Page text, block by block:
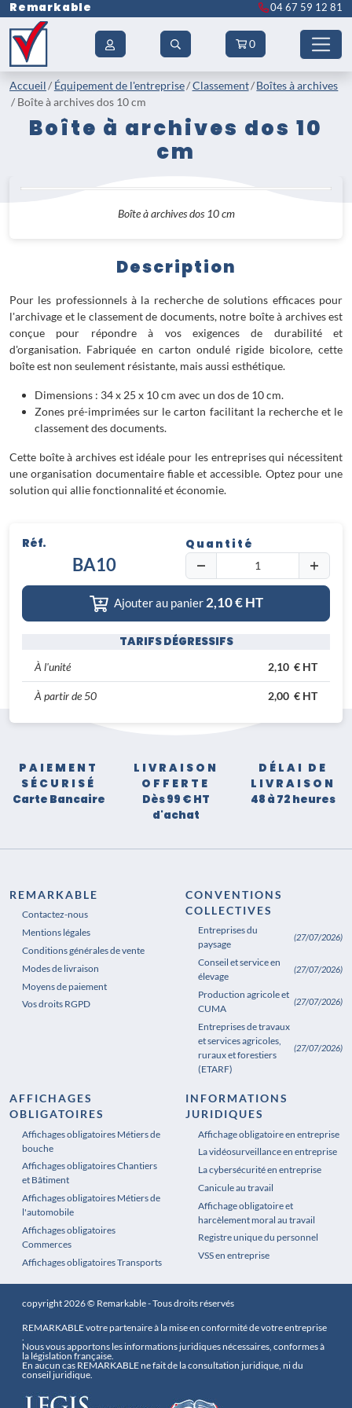
Remarkable 04 67 59 12 81
0
Accueil Équipement de l'entreprise Classement
Boîtes à archives
Boîte à archives dos 10 cm
Boîte à archives dos 10
cm
Boîte à archives dos 10 cm
Description
Pour les professionnels à la recherche de solutions efficaces pour
l'archivage et le classement de documents, notre boîte à archives est
conçue pour répondre à vos exigences de durabilité et
d'organisation. Fabriquée en carton ondulé rigide bicolore, cette
boîte est non seulement résistante, mais aussi esthétique.
Dimensions : 34 x 25 x 10 cm avec un dos de 10 cm.
Zones pré-imprimées sur le carton facilitant la recherche et le
classement des documents.
Cette boîte à archives est idéale pour les entreprises qui nécessitent
une organisation documentaire fiable et accessible. Optez pour une
solution qui allie fonctionnalité et économie.
Réf.
BA10
Quantité
Ajouter au panier 2,10€ HT
TARIFS DÉGRESSIFS
À l'unité 2,10 € HT
À partir de 50 2,00 € HT
PAIEMENT
SÉCURISÉ
Carte Bancaire
LIVRAISON
OFFERTE
Dès 99 € HT
d'achat
DÉLAI DE
LIVRAISON
48 à 72 heures
REMARKABLE
Contactez-nous
Mentions légales
Conditions générales de vente
Modes de livraison
Moyens de paiement
Vos droits RGPD
CONVENTIONS
COLLECTIVES
Entreprises du
paysage
(27/07/2026)
Conseil et service en
élevage
(27/07/2026)
Production agricole et
CUMA
(27/07/2026)
Entreprises de travaux
et services agricoles,
ruraux et forestiers
(ETARF)
(27/07/2026)
AFFICHAGES
OBLIGATOIRES
Affichages obligatoires Métiers de
bouche
Affichages obligatoires Chantiers
et Bâtiment
Affichages obligatoires Métiers de
l'automobile
Affichages obligatoires
Commerces
Affichages obligatoires Transports
Affichages obligatoires Pharmacie
INFORMATIONS
JURIDIQUES
Affichage obligatoire en entreprise
La vidéosurveillance en entreprise
La cybersécurité en entreprise
Canicule au travail
Affichage obligatoire et
harcèlement moral au travail
Registre unique du personnel
VSS en entreprise
copyright 2026 © Remarkable - Tous droits réservés
REMARKABLE votre partenaire à la mise en conformité de votre entreprise
.
Nous vous apportons les informations juridiques nécessaires, conformes à
la législation française.
En aucun cas REMARKABLE ne fait de la consultation juridique, ni du
conseil juridique.